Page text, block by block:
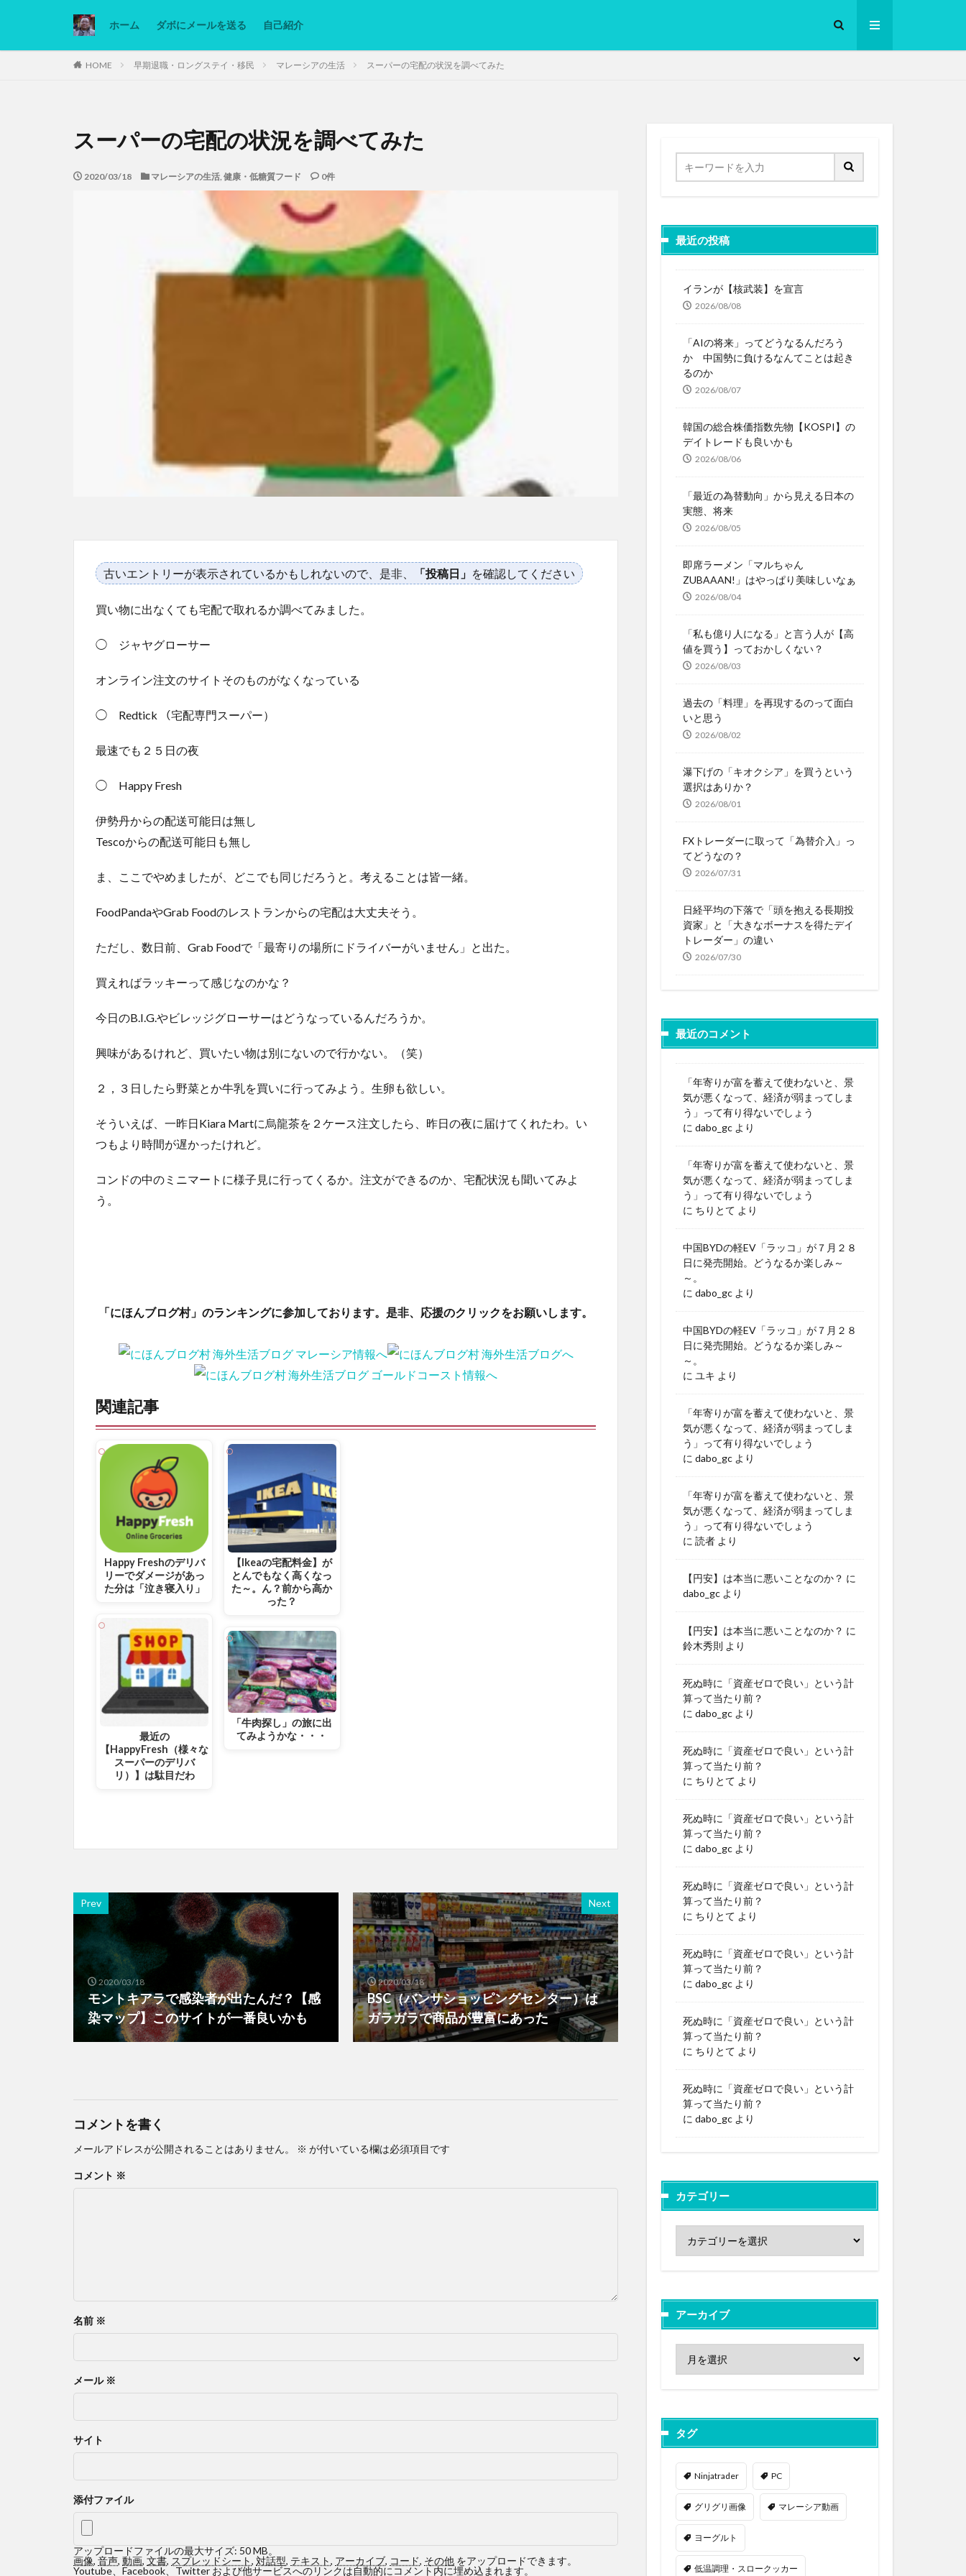
ホーム ダボにメールを送る 自己紹介
HOME 早期退職・ロングステイ・移民 マレーシアの生活 スーパーの宅配の状況を調べてみた
スーパーの宅配の状況を調べてみた
2020/03/18 マレーシアの生活, 健康・低糖質フード 0件
古いエントリーが表示されているかもしれないので、是非、 「投稿日」 を確認してください
買い物に出なくても宅配で取れるか調べてみました。
◯ ジャヤグローサー
オンライン注文のサイトそのものがなくなっている
◯ Redtick （宅配専門スーパー）
最速でも２５日の夜
◯ Happy Fresh
伊勢丹からの配送可能日は無し
Tescoからの配送可能日も無し
ま、ここでやめましたが、どこでも同じだろうと。考えることは皆一緒。
FoodPandaやGrab Foodのレストランからの宅配は大丈夫そう。
ただし、数日前、Grab Foodで「最寄りの場所にドライバーがいません」と出た。
買えればラッキーって感じなのかな？
今日のB.I.G.やビレッジグローサーはどうなっているんだろうか。
興味があるけれど、買いたい物は別にないので行かない。（笑）
２，３日したら野菜とか牛乳を買いに行ってみよう。生卵も欲しい。
そういえば、一昨日Kiara Martに烏龍茶を２ケース注文したら、昨日の夜に届けてくれたわ。い
つもより時間が遅かったけれど。
コンドの中のミニマートに様子見に行ってくるか。注文ができるのか、宅配状況も聞いてみよ
う。
「にほんブログ村」のランキングに参加しております。是非、応援のクリックをお願いします。
関連記事
Happy Freshのデリバ
リーでダメージがあっ
た分は「泣き寝入り」
最近の
【HappyFresh（様々な
スーパーのデリバ
リ）】は駄目だわ
【Ikeaの宅配料金】が
とんでもなく高くなっ
た～。ん？前から高か
った？
「牛肉探し」の旅に出
てみようかな・・・
Prev
2020/03/18
モントキアラで感染者が出たんだ？【感
染マップ】このサイトが一番良いかも
Next
2020/03/18
BSC（バンサショッピングセンター）は
ガラガラで商品が豊富にあった
コメントを書く
メールアドレスが公開されることはありません。 ※ が付いている欄は必須項目です
コメント ※
名前 ※
メール ※
サイト
添付ファイル
アップロードファイルの最大サイズ: 50 MB。
画像, 音声, 動画, 文書, スプレッドシート, 対話型, テキスト, アーカイブ, コード, その他 をアップロードできます。
Youtube、Facebook、Twitter および他サービスへのリンクは自動的にコメント内に埋め込まれます。
最近の投稿
イランが【核武装】を宣言
2026/08/08
「AIの将来」ってどうなるんだろう
か 中国勢に負けるなんてことは起き
るのか
2026/08/07
韓国の総合株価指数先物【KOSPI】の
デイトレードも良いかも
2026/08/06
「最近の為替動向」から見える日本の
実態、将来
2026/08/05
即席ラーメン「マルちゃん
ZUBAAAN!」はやっぱり美味しいなぁ
2026/08/04
「私も億り人になる」と言う人が【高
値を買う】っておかしくない？
2026/08/03
過去の「料理」を再現するのって面白
いと思う
2026/08/02
瀑下げの「キオクシア」を買うという
選択はありか？
2026/08/01
FXトレーダーに取って「為替介入」っ
てどうなの？
2026/07/31
日経平均の下落で「頭を抱える長期投
資家」と「大きなボーナスを得たデイ
トレーダー」の違い
2026/07/30
最近のコメント
「年寄りが富を蓄えて使わないと、景
気が悪くなって、経済が弱まってしま
う」って有り得ないでしょう
に dabo_gc より
「年寄りが富を蓄えて使わないと、景
気が悪くなって、経済が弱まってしま
う」って有り得ないでしょう
に ちりとて より
中国BYDの軽EV「ラッコ」が７月２８
日に発売開始。どうなるか楽しみ～
～。
に dabo_gc より
中国BYDの軽EV「ラッコ」が７月２８
日に発売開始。どうなるか楽しみ～
～。
に ユキ より
「年寄りが富を蓄えて使わないと、景
気が悪くなって、経済が弱まってしま
う」って有り得ないでしょう
に dabo_gc より
「年寄りが富を蓄えて使わないと、景
気が悪くなって、経済が弱まってしま
う」って有り得ないでしょう
に 読者 より
【円安】は本当に悪いことなのか？ に
dabo_gc より
【円安】は本当に悪いことなのか？ に
鈴木秀則 より
死ぬ時に「資産ゼロで良い」という計
算って当たり前？
に dabo_gc より
死ぬ時に「資産ゼロで良い」という計
算って当たり前？
に ちりとて より
死ぬ時に「資産ゼロで良い」という計
算って当たり前？
に dabo_gc より
死ぬ時に「資産ゼロで良い」という計
算って当たり前？
に ちりとて より
死ぬ時に「資産ゼロで良い」という計
算って当たり前？
に dabo_gc より
死ぬ時に「資産ゼロで良い」という計
算って当たり前？
に ちりとて より
死ぬ時に「資産ゼロで良い」という計
算って当たり前？
に dabo_gc より
カテゴリー
アーカイブ
タグ
Ninjatrader PC
グリグリ画像 マレーシア動画
ヨーグルト
低温調理・スロークッカー
カテゴリー
Ninjatrader PC グリグリ画像